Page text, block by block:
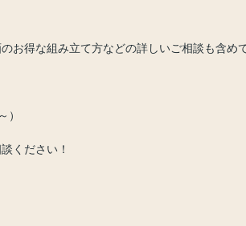
お得な組み立て方などの詳しいご相談も含め
）
ください！